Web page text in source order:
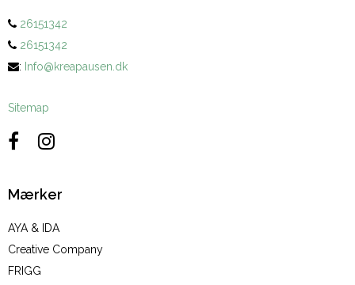
26151342
26151342
: Info@kreapausen.dk
Sitemap
Mærker
AYA & IDA
Creative Company
FRIGG